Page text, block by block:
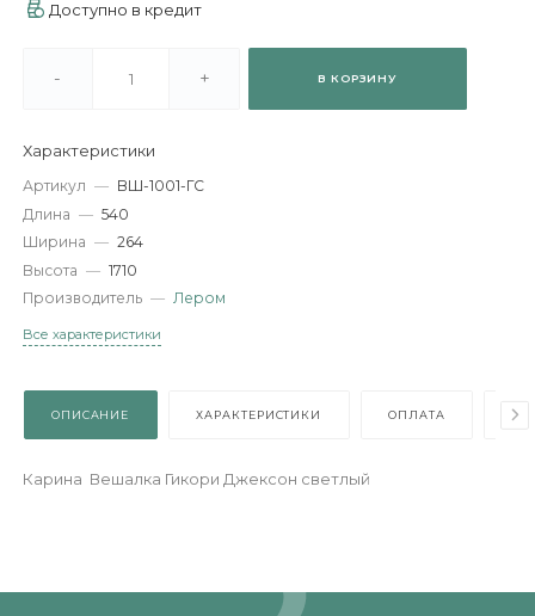
8 351 руб./шт
Доступно в кредит
-
Характеристики
Артикул — ВШ-1001-ГС
Длина — 540
Ширина — 264
Производитель